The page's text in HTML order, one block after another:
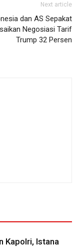
Next article
dan AS Sepakat
Negosiasi Tarif
Trump 32 Persen
Kapolri, Istana